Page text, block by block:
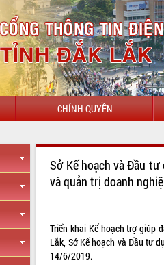
CHÍNH QUYỀN
Sở Kế hoạch và Đầu
và quản trị doanh
Triển khai Kế hoạch trợ giúp
Lắk, Sở Kế hoạch và Đầu tư
14/6/2019.